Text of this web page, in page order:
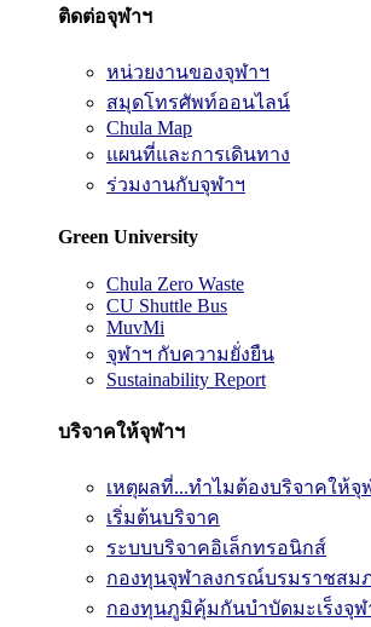
ติดต่อจุฬาฯ
หน่วยงานของจุฬาฯ
สมุดโทรศัพท์ออนไลน์
Chula Map
แผนที่และการเดินทาง
ร่วมงานกับจุฬาฯ
Green University
Chula Zero Waste
CU Shuttle Bus
MuvMi
จุฬาฯ กับความยั่งยืน
Sustainability Report
บริจาคให้จุฬาฯ
เหตุผลที่...ทำไมต้องบริจาคให้จุ
เริ่มต้นบริจาค
ระบบบริจาคอิเล็กทรอนิกส์
กองทุนจุฬาลงกรณ์บรมราชสม
กองทุนภูมิคุ้มกันบำบัดมะเร็งจุฬ